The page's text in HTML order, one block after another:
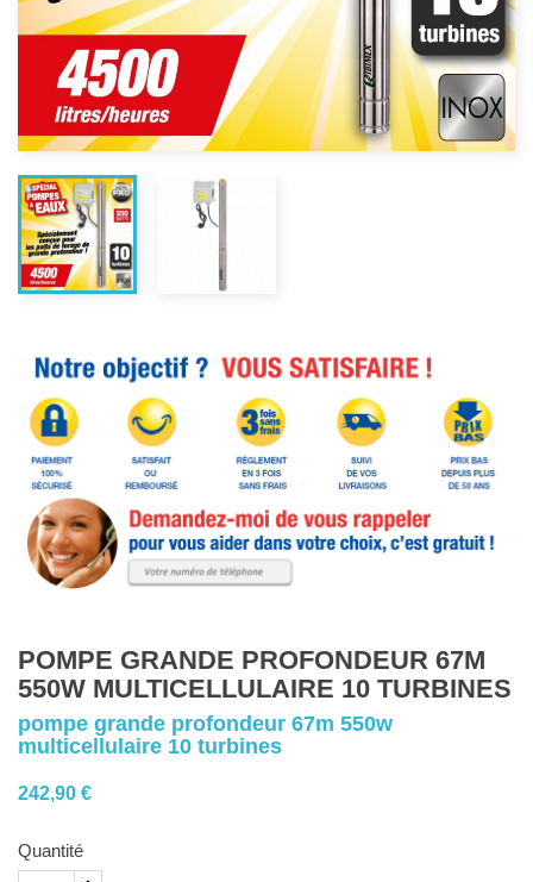
POMPE GRANDE PROFONDEUR 67M
550W MULTICELLULAIRE 10 TURBINES
pompe grande profondeur 67m 550w
multicellulaire 10 turbines
242,90 €
Quantité